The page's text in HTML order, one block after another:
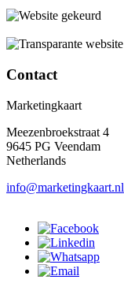
Contact
Marketingkaart
Meezenbroekstraat 4
9645 PG Veendam
Netherlands
info@marketingkaart.nl